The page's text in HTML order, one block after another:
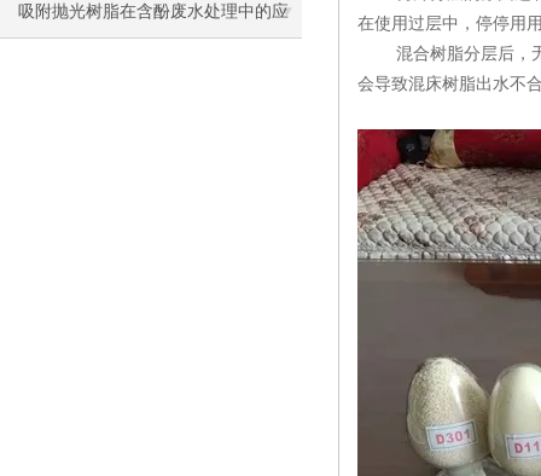
吸附抛光树脂在含酚废水处理中的应
在使用过层中，停停用
混合树脂分层后，无
会导致混床树脂出水不